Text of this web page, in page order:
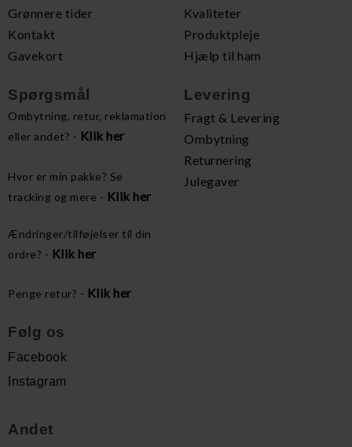
Grønnere tider
Kontakt
Gavekort
Kvaliteter
Produktpleje
Hjælp til ham
Spørgsmål
Ombytning, retur, reklamation
eller andet? - Klik her
Hvor er min pakke? Se
tracking og mere - Klik her
Ændringer/tilføjelser til din
ordre? - Klik her
Penge retur? - Klik her
Levering
Fragt & Levering
Ombytning
Returnering
Julegaver
Følg os
Facebook
Instagram
Andet